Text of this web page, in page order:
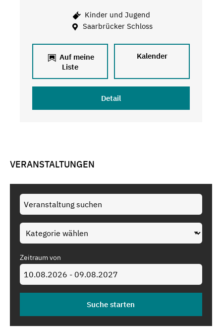
Kinder und Jugend
Saarbrücker Schloss
Auf meine
Liste
Kalender
Detail
VERANSTALTUNGEN
Zeitraum von